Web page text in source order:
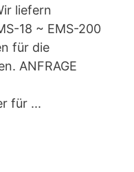
liefern
18 ~ EMS-200
für die
ANFRAGE
für ...